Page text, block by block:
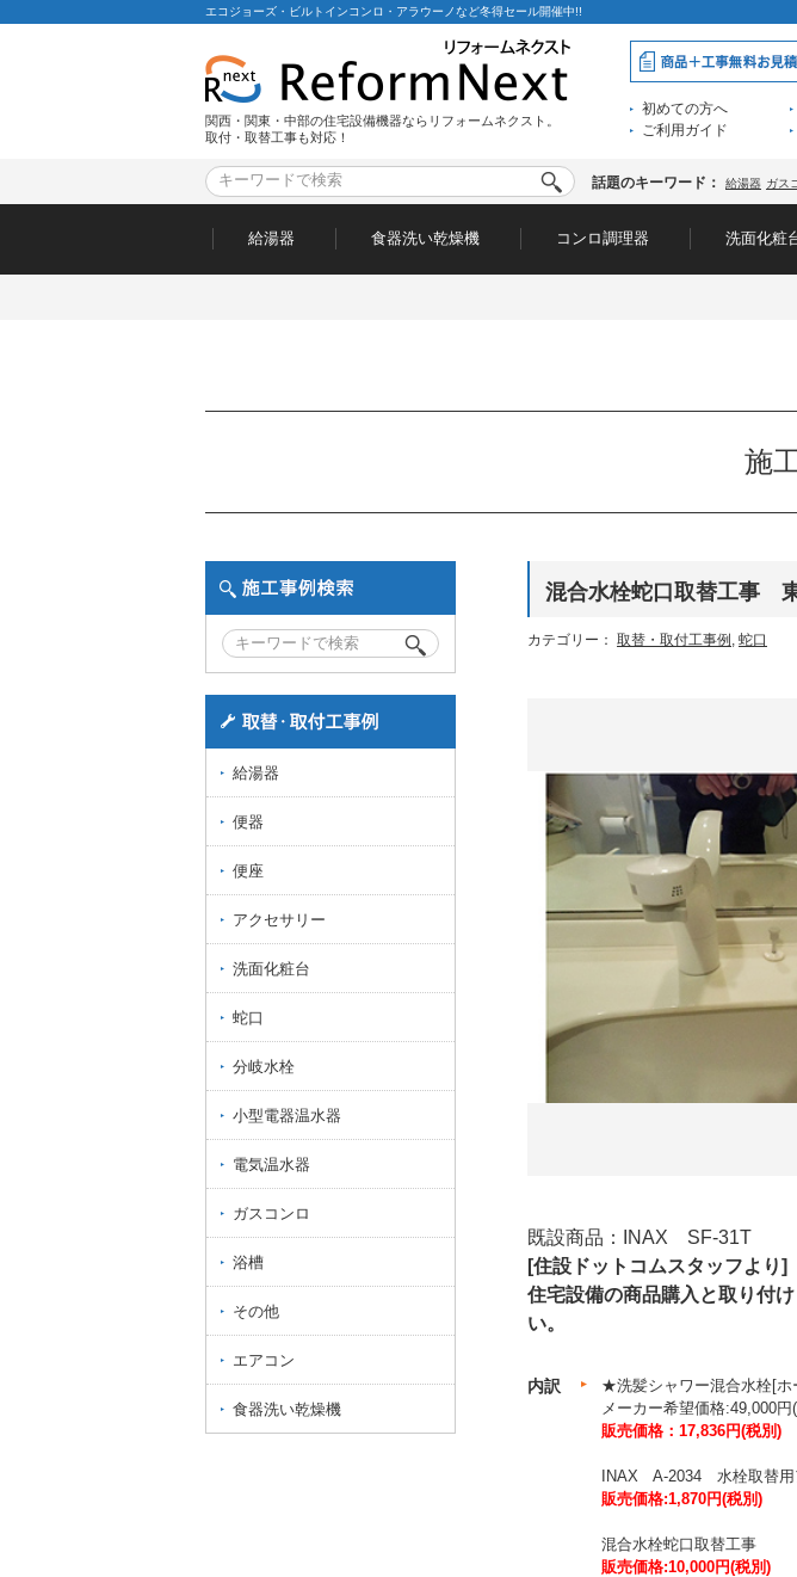
エコジョーズ・ビルトインコンロ・アラウーノなど冬得セール開催中!!
関西・関東・中部の住宅設備機器ならリフォームネクスト。
取付・取替工事も対応！
初めての方へ
ご利用ガイド
話題のキーワード： 給湯器 ガス
給湯器 食器洗い乾燥機 コンロ調理器 洗面化粧
施
混合水栓蛇口取替工事
カテゴリー： 取替・取付工事例 , 蛇口
既設商品：INAX SF-31T
[住設ドットコムスタッフより]
住宅設備の商品購入と取り付
い。
内訳
★洗髪シャワー混合水栓[ホ
メーカー希望価格:49,000円
販売価格：17,836円(税別)
INAX A-2034 水栓取替用
販売価格:1,870円(税別)
混合水栓蛇口取替工事
販売価格:10,000円(税別)
給湯器
便器
便座
アクセサリー
洗面化粧台
蛇口
分岐水栓
小型電器温水器
電気温水器
ガスコンロ
浴槽
その他
エアコン
食器洗い乾燥機